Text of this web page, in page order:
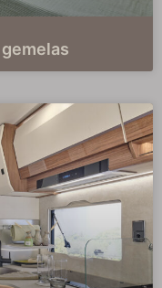
gemelas